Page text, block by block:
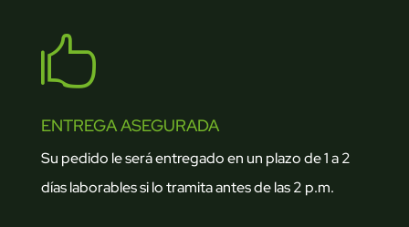

ENTREGA ASEGURADA
Su pedido le será entregado en un plazo de 1 a 2
días laborables si lo tramita antes de las 2 p.m.